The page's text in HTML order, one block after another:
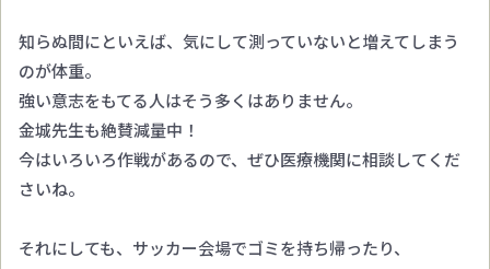
知らぬ間にといえば、気にして測っていないと増えてしまう
のが体重。
強い意志をもてる人はそう多くはありません。
金城先生も絶賛減量中！
今はいろいろ作戦があるので、ぜひ医療機関に相談してくだ
さいね。
それにしても、サッカー会場でゴミを持ち帰ったり、